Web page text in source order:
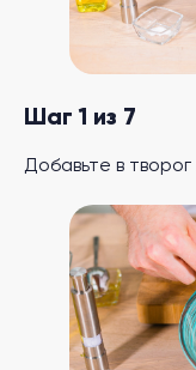
Шаг 1 из 7
Добавьте в